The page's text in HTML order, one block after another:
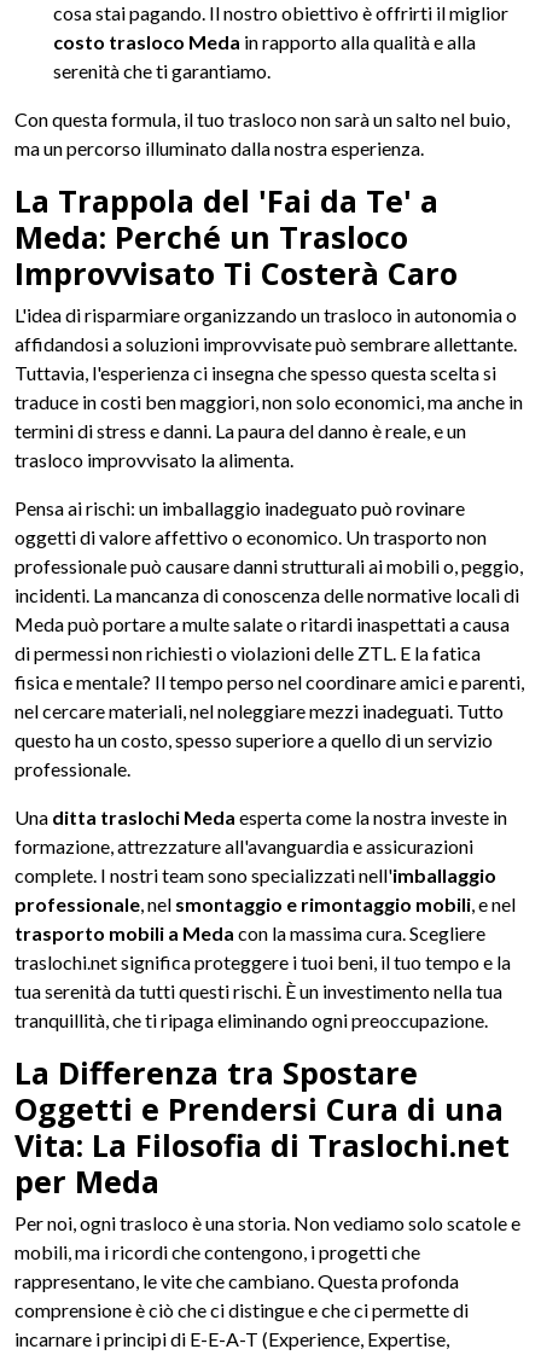
cosa stai pagando. Il nostro obiettivo è offrirti il miglior
costo trasloco Meda in rapporto alla qualità e alla
serenità che ti garantiamo.
Con questa formula, il tuo trasloco non sarà un salto nel buio,
ma un percorso illuminato dalla nostra esperienza.
La Trappola del 'Fai da Te' a
Meda: Perché un Trasloco
Improvvisato Ti Costerà Caro
L'idea di risparmiare organizzando un trasloco in autonomia o
affidandosi a soluzioni improvvisate può sembrare allettante.
Tuttavia, l'esperienza ci insegna che spesso questa scelta si
traduce in costi ben maggiori, non solo economici, ma anche in
termini di stress e danni. La paura del danno è reale, e un
trasloco improvvisato la alimenta.
Pensa ai rischi: un imballaggio inadeguato può rovinare
oggetti di valore affettivo o economico. Un trasporto non
professionale può causare danni strutturali ai mobili o, peggio,
incidenti. La mancanza di conoscenza delle normative locali di
Meda può portare a multe salate o ritardi inaspettati a causa
di permessi non richiesti o violazioni delle ZTL. E la fatica
fisica e mentale? Il tempo perso nel coordinare amici e parenti,
nel cercare materiali, nel noleggiare mezzi inadeguati. Tutto
questo ha un costo, spesso superiore a quello di un servizio
professionale.
Una ditta traslochi Meda esperta come la nostra investe in
formazione, attrezzature all'avanguardia e assicurazioni
complete. I nostri team sono specializzati nell'imballaggio
professionale, nel smontaggio e rimontaggio mobili, e nel
trasporto mobili a Meda con la massima cura. Scegliere
traslochi.net significa proteggere i tuoi beni, il tuo tempo e la
tua serenità da tutti questi rischi. È un investimento nella tua
tranquillità, che ti ripaga eliminando ogni preoccupazione.
La Differenza tra Spostare
Oggetti e Prendersi Cura di una
Vita: La Filosofia di Traslochi.net
per Meda
Per noi, ogni trasloco è una storia. Non vediamo solo scatole e
mobili, ma i ricordi che contengono, i progetti che
rappresentano, le vite che cambiano. Questa profonda
comprensione è ciò che ci distingue e che ci permette di
incarnare i principi di E-E-A-T (Experience, Expertise,